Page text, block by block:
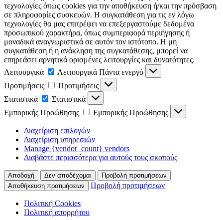
τεχνολογίες όπως cookies για την αποθήκευση ή/και την πρόσβαση
σε πληροφορίες συσκευών. Η συγκατάθεση για τις εν λόγω
τεχνολογίες θα μας επιτρέψει να επεξεργαστούμε δεδομένα
προσωπικού χαρακτήρα, όπως συμπεριφορά περιήγησης ή
μοναδικά αναγνωριστικά σε αυτόν τον ιστότοπο. Η μη
συγκατάθεση ή η ανάκληση της συγκατάθεσης, μπορεί να
επηρεάσει αρνητικά ορισμένες λειτουργίες και δυνατότητες.
Λειτουργικά
Λειτουργικά Πάντα ενεργό
Προτιμήσεις
Προτιμήσεις
Στατιστικά
Στατιστικά
Εμπορικής Προώθησης
Εμπορικής Προώθησης
Διαχείριση επιλογών
Διαχείριση υπηρεσιών
Manage {vendor_count} vendors
Διαβάστε περισσότερα για αυτούς τους σκοπούς
Αποδοχή Δεν αποδέχομαι
Προβολή προτιμήσεων
Αποθήκευση προτιμήσεων
Προβολή προτιμήσεων
Πολιτική Cookies
Πολιτική απορρήτου